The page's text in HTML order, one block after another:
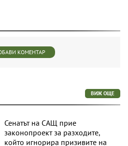
КОМЕНТАР
ВИЖ ОЩЕ
Сенатът на САЩ прие
законопроект за разходите,
който игнорира призивите на